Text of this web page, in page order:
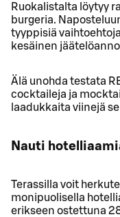
Ruokalistalta löytyy
burgeria.
tyyppisiä
kesäinen
Älä unohda testata
cocktaileja ja
laadukkaita viinejä
Nauti
Terassilla voit
monipuolisella
erikseen ostettuna